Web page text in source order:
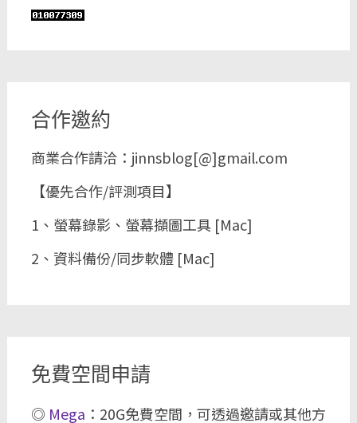
合作邀約
商業合作請洽：jinnsblog[@]gmail.com
【優先合作/評測項目】
1、螢幕錄影、螢幕擷圖工具 [Mac]
2、資料備份/同步軟體 [Mac]
免費空間申請
◎ Mega ：20G免費空間，可透過邀請或其他方